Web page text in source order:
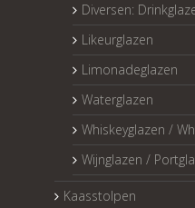
Diversen:
Likeurglazen
Limonadeglazen
Waterglazen
Whiskeyglazen /
Wijnglazen /
Kaasstolpen